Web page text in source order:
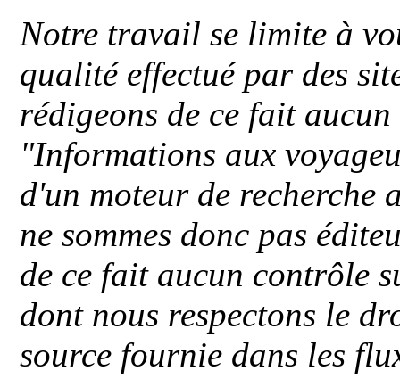
Notre travail se limite à
qualité effectué par des
rédigeons de ce fait
"Informations aux
d'un moteur de recherche
ne sommes donc pas
de ce fait aucun contrôle
dont nous respectons le
source fournie dans les